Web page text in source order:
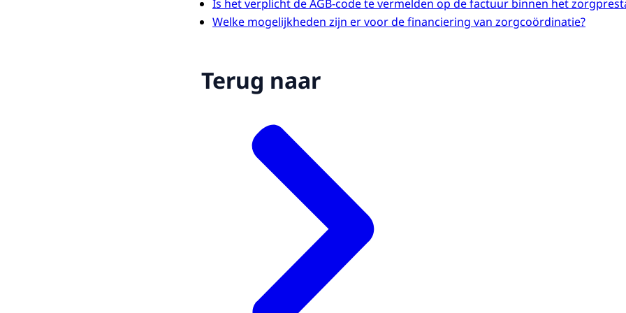
Is het verplicht de AGB-code te vermelden op de factuur binnen het
Welke mogelijkheden zijn er voor de financiering van zorgcoördinatie?
Terug naar